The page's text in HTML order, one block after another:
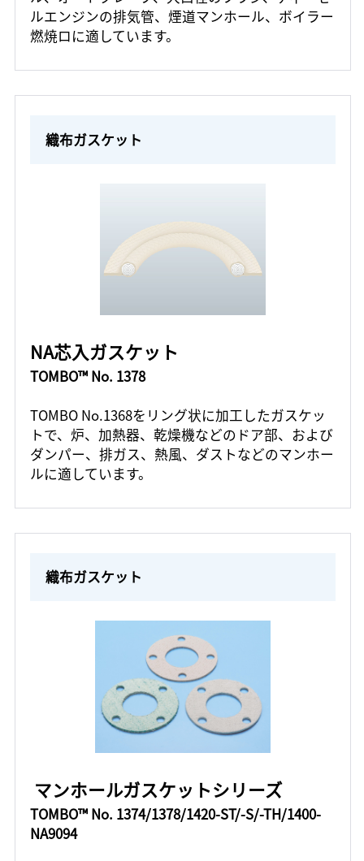
ルエンジンの排気管、煙道マンホール、ボイラー
燃焼ロに適しています。
織布ガスケット
NA芯入ガスケット
TOMBO™ No. 1378
TOMBO No.1368をリング状に加工したガスケッ
トで、炉、加熱器、乾燥機などのドア部、および
ダンパー、排ガス、熱風、ダストなどのマンホー
ルに適しています。
織布ガスケット
マンホールガスケットシリーズ
TOMBO™ No. 1374/1378/1420-ST/-S/-TH/1400-
NA9094